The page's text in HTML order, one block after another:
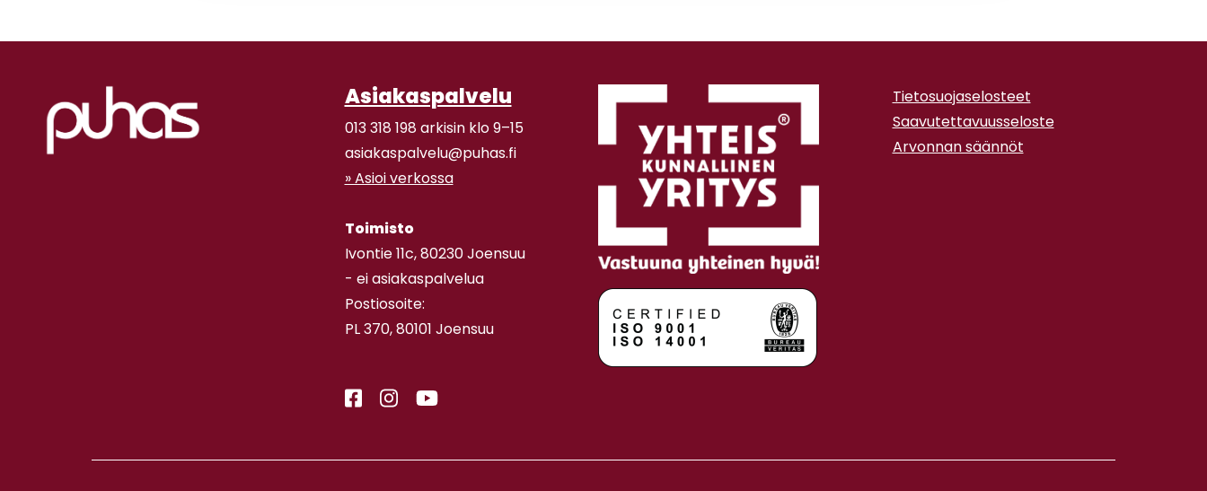
Asiakaspalvelu
013 318 198 arkisin klo 9–15
asiakaspalvelu@puhas.fi
» Asioi verkossa
Toimisto
Ivontie 11c, 80230 Joensuu
- ei asiakaspalvelua
Postiosoite:
PL 370, 80101 Joensuu
Tietosuojaselosteet
Saavutettavuusseloste
Arvonnan säännöt